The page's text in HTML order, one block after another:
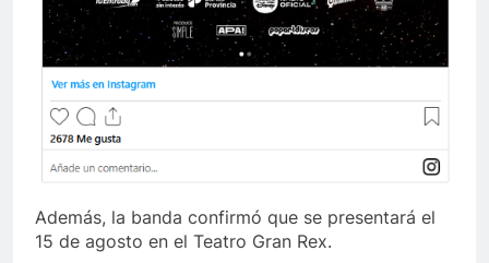
Además, la banda confirmó que se presentará el
15 de agosto en el Teatro Gran Rex.